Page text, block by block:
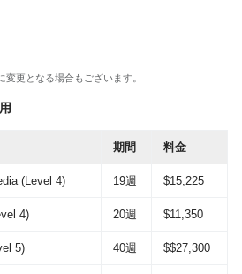
更となる場合もございます。
期間 料金
(Level 4) 19週 $15,225
4) 20週 $11,350
5) 40週 $$27,300